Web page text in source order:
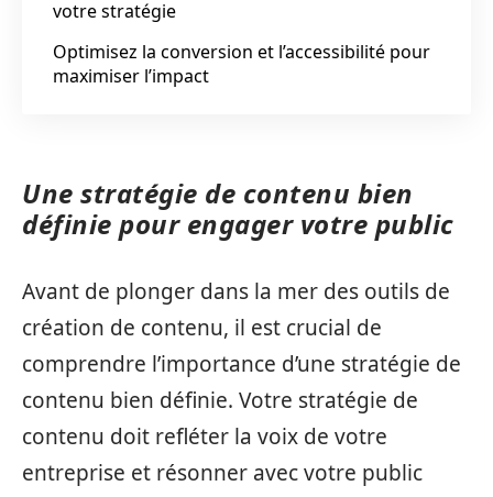
votre stratégie
Optimisez la conversion et l’accessibilité pour
maximiser l’impact
Une stratégie de contenu bien
définie pour engager votre public
Avant de plonger dans la mer des outils de
création de contenu, il est crucial de
comprendre l’importance d’une stratégie de
contenu bien définie. Votre stratégie de
contenu doit refléter la voix de votre
entreprise et résonner avec votre public